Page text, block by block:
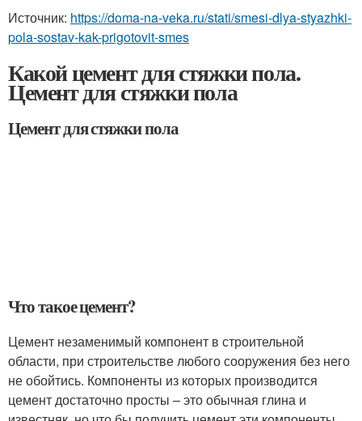
Источник: https://doma-na-veka.ru/stati/smesi-dlya-styazhki-
pola-sostav-kak-prigotovit-smes
Какой цемент для стяжки пола.
Цемент для стяжки пола
Цемент для стяжки пола
Что такое цемент?
Цемент незаменимый компонент в строительной
области, при строительстве любого сооружения без него
не обойтись. Компоненты из которых производится
цемент достаточно просты – это обычная глина и